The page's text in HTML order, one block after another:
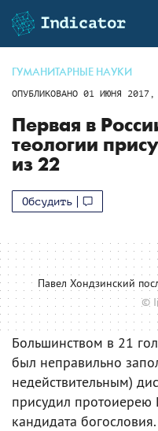
ГУМАНИТАРНЫЕ НАУКИ
ОПУБЛИКОВАНО 01 ИЮНЯ
Первая в
теологии
из 22
Обсудить
Павел Хондзинский
©
Большинством в 21
был неправильно
недействительным)
присудил протоиерею
кандидата